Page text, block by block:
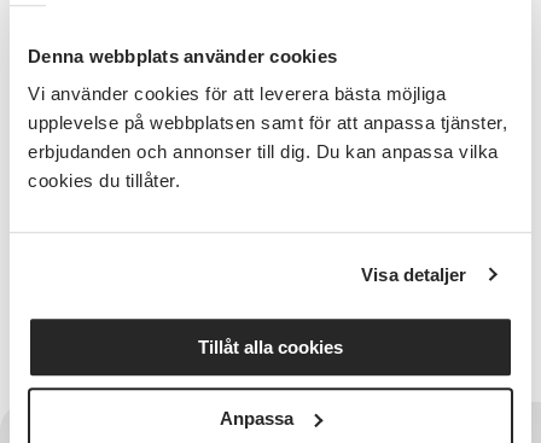
Denna webbplats använder cookies
Vi använder cookies för att leverera bästa möjliga
upplevelse på webbplatsen samt för att anpassa tjänster,
erbjudanden och annonser till dig. Du kan anpassa vilka
cookies du tillåter.
Visa detaljer
Tillåt alla cookies
Anpassa
vi över 200 deltagare från hela landet. Från Örebro
län har vi haft ett 20-tal deltagare i de två
modulerna.
#nyhlanore
Jämställt företagande